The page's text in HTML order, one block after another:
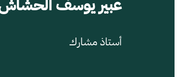
عبير يوسف الحشاش
أستاذ مشارك